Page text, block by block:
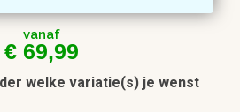
vanaf
€ 69,99
welke variatie(s) je wenst